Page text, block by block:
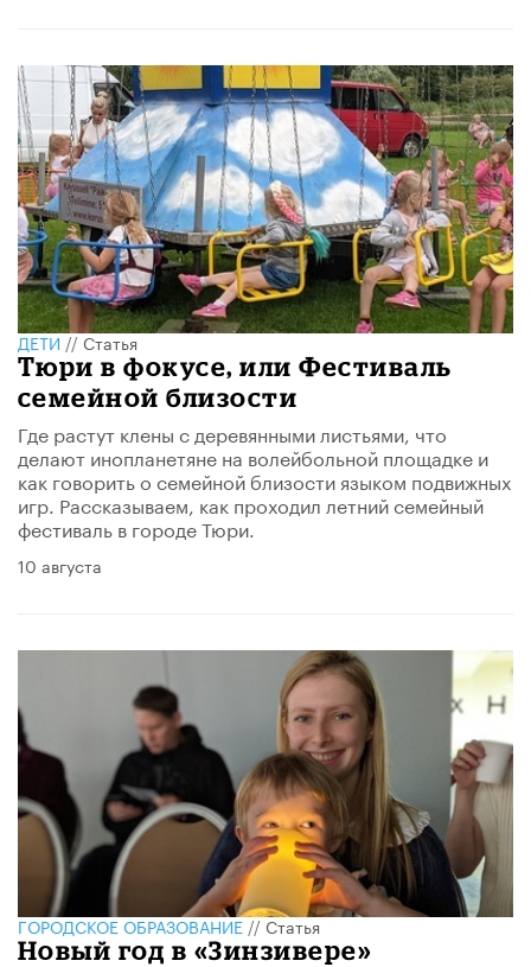
ДЕТИ//Статья
Тюри в фокусе, или Фестиваль
семейной близости
Где растут клены с деревянными листьями, что
делают инопланетяне на волейбольной площадке и
как говорить о семейной близости языком подвижных
игр. Рассказываем, как проходил летний семейный
фестиваль в городе Тюри.
10 августа
ГОРОДСКОЕ ОБРАЗОВАНИЕ//Статья
Новый год в «Зинзивере»